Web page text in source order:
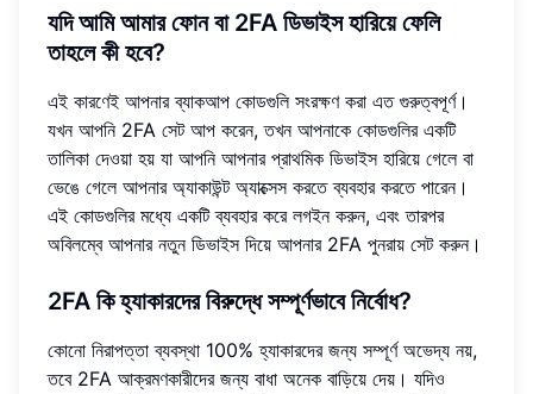
যদি আমি আমার ফোন বা 2FA ডিভাইস হারিয়ে ফেলি
তাহলে কী হবে?
এই কারণেই আপনার ব্যাকআপ কোডগুলি সংরক্ষণ করা এত গুরুত্বপূর্ণ।
যখন আপনি 2FA সেট আপ করেন, তখন আপনাকে কোডগুলির একটি
তালিকা দেওয়া হয় যা আপনি আপনার প্রাথমিক ডিভাইস হারিয়ে গেলে বা
ভেঙে গেলে আপনার অ্যাকাউন্ট অ্যাক্সেস করতে ব্যবহার করতে পারেন।
এই কোডগুলির মধ্যে একটি ব্যবহার করে লগইন করুন, এবং তারপর
অবিলম্বে আপনার নতুন ডিভাইস দিয়ে আপনার 2FA পুনরায় সেট করুন।
2FA কি হ্যাকারদের বিরুদ্ধে সম্পূর্ণভাবে নির্বোধ?
কোনো নিরাপত্তা ব্যবস্থা 100% হ্যাকারদের জন্য সম্পূর্ণ অভেদ্য নয়,
তবে 2FA আক্রমণকারীদের জন্য বাধা অনেক বাড়িয়ে দেয়। যদিও